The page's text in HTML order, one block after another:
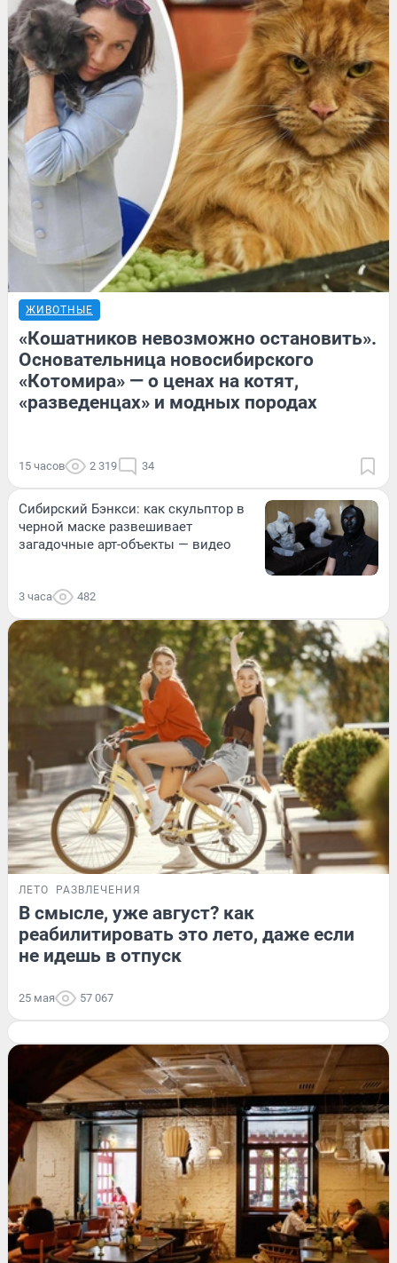
ЖИВОТНЫЕ
«Кошатников невозможно остановить».
Основательница новосибирского
«Котомира» — о ценах на котят,
«разведенцах» и модных породах
15 часов 2 319 34
Сибирский Бэнкси: как скульптор в
черной маске развешивает
загадочные арт-объекты — видео
3 часа 482
ЛЕТО РАЗВЛЕЧЕНИЯ
В смысле, уже август? как
реабилитировать это лето, даже если
не идешь в отпуск
25 мая 57 067